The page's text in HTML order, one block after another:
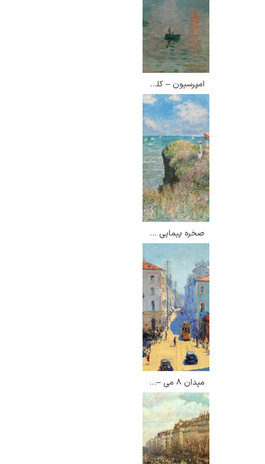
امپرسیون – کلود مونه
صخره پیمایی در پورویل – کلود مونه
میدان ۸ می – فاستو سامپایو